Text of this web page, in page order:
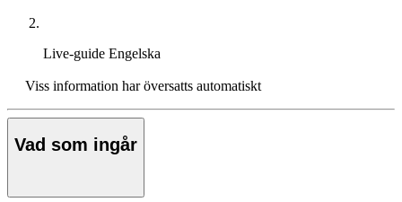
Live-guide Engelska
Viss information har översatts automatiskt
Vad som ingår